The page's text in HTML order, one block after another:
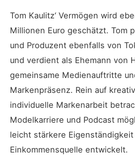
Tom Kaulitz‘ Vermögen wird
Millionen Euro geschätzt. Tom
und Produzent ebenfalls von
und verdient als Ehemann von
gemeinsame Medienauftritte
Markenpräsenz. Rein auf
individuelle Markenarbeit
Modelkarriere und Podcast
leicht stärkere Eigenständigkeit
Einkommensquelle entwickelt.